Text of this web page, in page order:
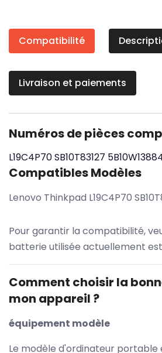
Compatibilité
Livraison et paiements
Numéros de pièces
L19C4P70SB10T83127
Compatibles Modèles
Lenovo Thinkpad L19C4P70
Pour garantir la compatibilité,
batterie utilisée actuellement
Comment choisir la
mon appareil ?
équipement modèle
Le modèle d'ordinateur